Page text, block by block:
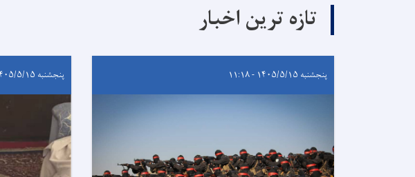
تازه ترین اخبار
پنجشنبه ۱۴۰۵/۵/۱۵ - ۱۱:۱۸ پنجشنبه ۱۴۰۵/۵/۱۵ - ۱۱:۱۸